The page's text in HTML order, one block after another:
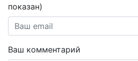
показан)
Ваш комментарий